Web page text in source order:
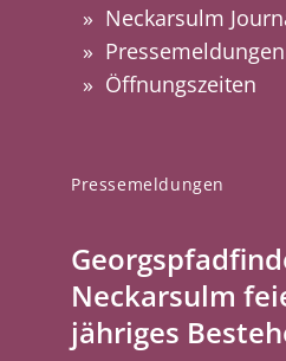
Pressemeldungen
Neckarsulm
jähriges
Neckarsulm
Pressemeldungen
Öffnungszeiten